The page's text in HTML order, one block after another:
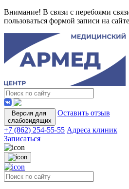
Внимание! В связи с перебоями
пользоваться формой записи на
Версия для
слабовидящих
Оставить отзыв
+7 (862) 254-55-55 Адреса клиник
Записаться